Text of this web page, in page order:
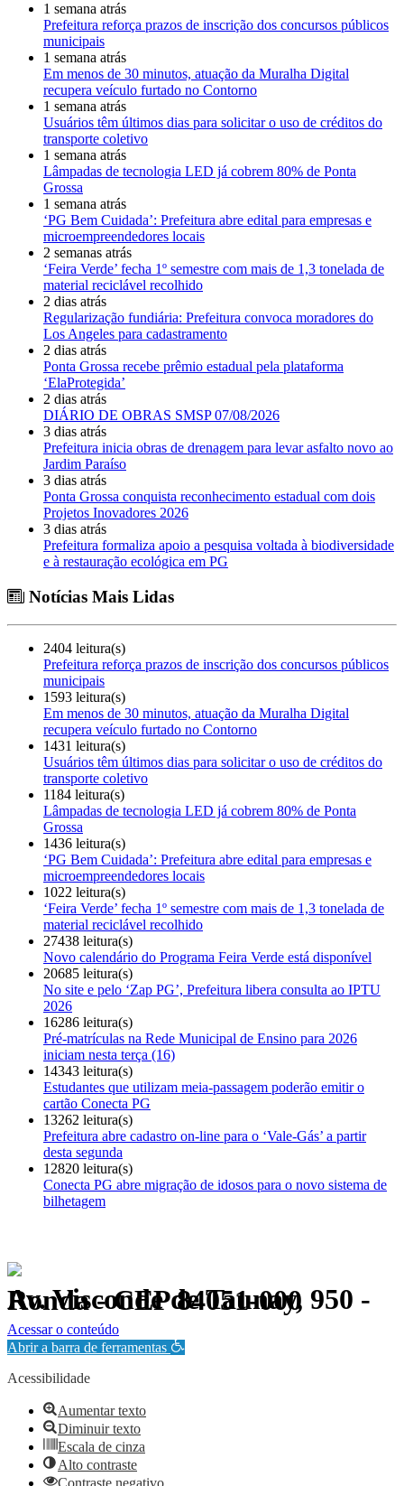
1 semana atrás
Prefeitura reforça prazos de inscrição dos concursos públicos
municipais
1 semana atrás
Em menos de 30 minutos, atuação da Muralha Digital
recupera veículo furtado no Contorno
1 semana atrás
Usuários têm últimos dias para solicitar o uso de créditos do
transporte coletivo
1 semana atrás
Lâmpadas de tecnologia LED já cobrem 80% de Ponta
Grossa
1 semana atrás
‘PG Bem Cuidada’: Prefeitura abre edital para empresas e
microempreendedores locais
2 semanas atrás
‘Feira Verde’ fecha 1º semestre com mais de 1,3 tonelada de
material reciclável recolhido
2 dias atrás
Regularização fundiária: Prefeitura convoca moradores do
Los Angeles para cadastramento
2 dias atrás
Ponta Grossa recebe prêmio estadual pela plataforma
‘ElaProtegida’
2 dias atrás
DIÁRIO DE OBRAS SMSP 07/08/2026
3 dias atrás
Prefeitura inicia obras de drenagem para levar asfalto novo ao
Jardim Paraíso
3 dias atrás
Ponta Grossa conquista reconhecimento estadual com dois
Projetos Inovadores 2026
3 dias atrás
Prefeitura formaliza apoio a pesquisa voltada à biodiversidade
e à restauração ecológica em PG
Notícias Mais Lidas
2404 leitura(s)
Prefeitura reforça prazos de inscrição dos concursos públicos
municipais
1593 leitura(s)
Em menos de 30 minutos, atuação da Muralha Digital
recupera veículo furtado no Contorno
1431 leitura(s)
Usuários têm últimos dias para solicitar o uso de créditos do
transporte coletivo
1184 leitura(s)
Lâmpadas de tecnologia LED já cobrem 80% de Ponta
Grossa
1436 leitura(s)
‘PG Bem Cuidada’: Prefeitura abre edital para empresas e
microempreendedores locais
1022 leitura(s)
‘Feira Verde’ fecha 1º semestre com mais de 1,3 tonelada de
material reciclável recolhido
27438 leitura(s)
Novo calendário do Programa Feira Verde está disponível
20685 leitura(s)
No site e pelo ‘Zap PG’, Prefeitura libera consulta ao IPTU
2026
16286 leitura(s)
Pré-matrículas na Rede Municipal de Ensino para 2026
iniciam nesta terça (16)
14343 leitura(s)
Estudantes que utilizam meia-passagem poderão emitir o
cartão Conecta PG
13262 leitura(s)
Prefeitura abre cadastro on-line para o ‘Vale-Gás’ a partir
desta segunda
12820 leitura(s)
Conecta PG abre migração de idosos para o novo sistema de
bilhetagem
Av. Visconde de Taunay, 950 - Ronda - CEP 84051-000
Política de Privacidade.
Acessar o conteúdo
Abrir a barra de ferramentas
Acessibilidade
Aumentar texto
Diminuir texto
Escala de cinza
Alto contraste